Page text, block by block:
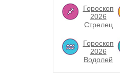
Гороскоп
2026
Стрелец
Гороскоп
2026
Водолей